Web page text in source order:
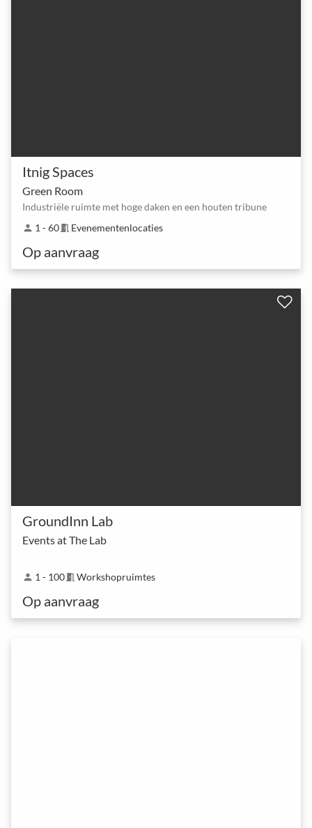
Itnig Spaces
Green Room
Industriële ruimte met hoge daken en een houten tribune
person 1 - 60meeting_room Evenementenlocaties
Op aanvraag
GroundInn Lab
Events at The Lab
person 1 - 100meeting_room Workshopruimtes
Op aanvraag